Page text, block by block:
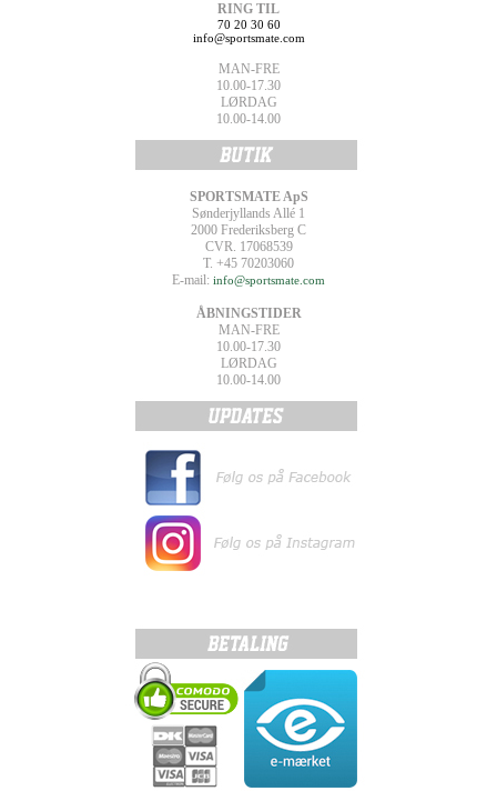
RING TIL
70 20 30 60
info@sportsmate.com
MAN-FRE
10.00-17.30
LØRDAG
10.00-14.00
SPORTSMATE ApS
Sønderjyllands Allé 1
2000 Frederiksberg C
CVR. 17068539
T. +45 70203060
E-mail: info@sportsmate.com
ÅBNINGSTIDER
MAN-FRE
10.00-17.30
LØRDAG
10.00-14.00